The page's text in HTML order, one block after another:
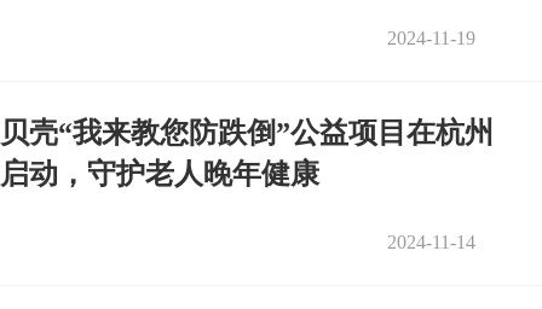
2024-11-19
贝壳“我来教您防跌倒”公益项目在杭州
启动，守护老人晚年健康
2024-11-14